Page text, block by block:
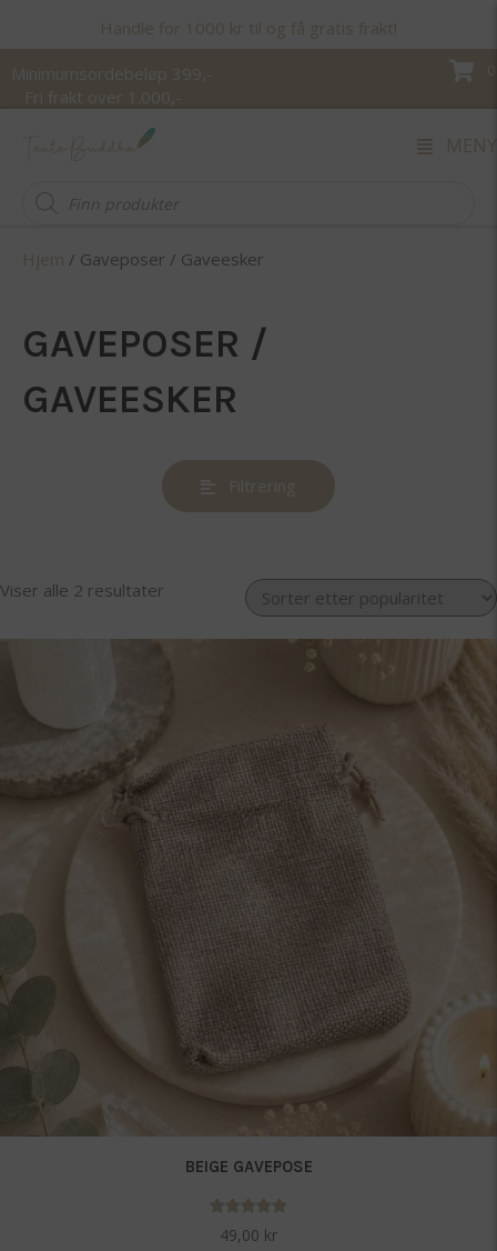
Handle for 1000 kr til og få gratis frakt!
Minimumsordebeløp 399,-
Fri frakt over 1.000,-
MENY
Products
search
Hjem / Gaveposer / Gaveesker
GAVEPOSER /
GAVEESKER
Filtrering
Viser alle 2 resultater
propularitet
BEIGE GAVEPOSE
Vurdert
5.00
49,00 kr